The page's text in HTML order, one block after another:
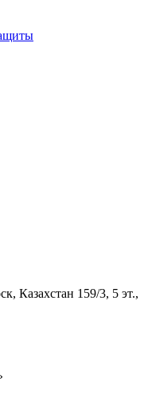
Казахстан 159/3, 5 эт.,